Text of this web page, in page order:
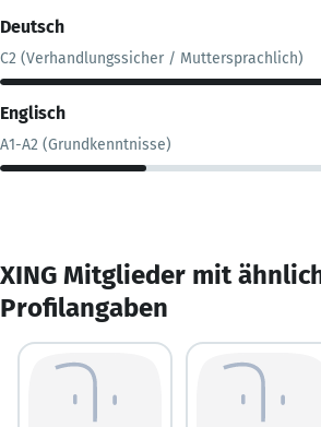
Deutsch
C2 (Verhandlungssicher / Muttersprachlich)
Englisch
A1-A2 (Grundkenntnisse)
XING Mitglieder mit
Profilangaben